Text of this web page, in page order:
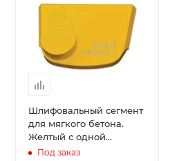
Шлифовальный сегмент
для мягкого бетона.
Желтый с одной
кнопкой - Grit 30
Под заказ